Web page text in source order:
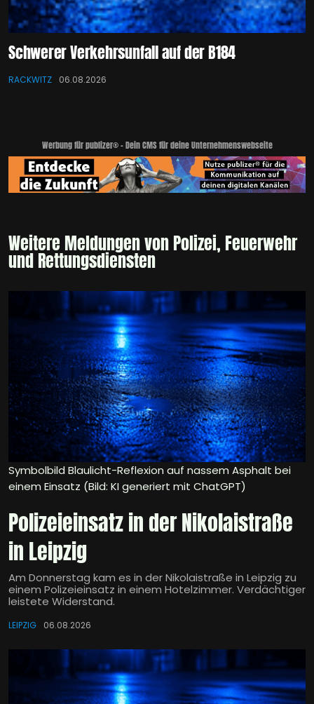
Schwerer Verkehrsunfall auf der B184
RACKWITZ 06.08.2026
Werbung für publizer® - Dein CMS für deine Unternehmenswebseite
Weitere Meldungen von Polizei, Feuerwehr
und Rettungsdiensten
Symbolbild Blaulicht-Reflexion auf nassem Asphalt bei
einem Einsatz (Bild: KI generiert mit ChatGPT)
Polizeieinsatz in der Nikolaistraße
in Leipzig
Am Donnerstag kam es in der Nikolaistraße in Leipzig zu
einem Polizeieinsatz in einem Hotelzimmer. Verdächtiger
leistete Widerstand.
LEIPZIG 06.08.2026